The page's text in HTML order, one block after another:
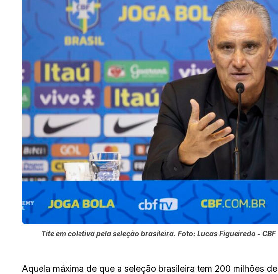
Tite em coletiva pela seleção brasileira. Foto: Lucas Figueiredo - CBF
Aquela máxima de que a seleção brasileira tem 200 milhões